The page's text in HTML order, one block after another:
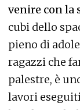
venire con la
cubi dello
pieno di
ragazzi che
palestre, è
lavori